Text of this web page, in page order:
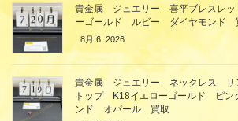
貴金属 ジュエリー 喜平ブレスレ
ーゴールド ルビー ダイヤモンド
8月 6, 2026
貴金属 ジュエリー ネックレス
トップ K18イエローゴールド ピン
ンド オパール 買取